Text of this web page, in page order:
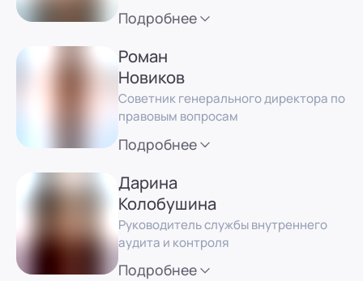
Подробнее
Роман
Новиков
Советник генерального директора по
правовым вопросам
Подробнее
Дарина
Колобушина
Руководитель службы внутреннего
аудита и контроля
Подробнее